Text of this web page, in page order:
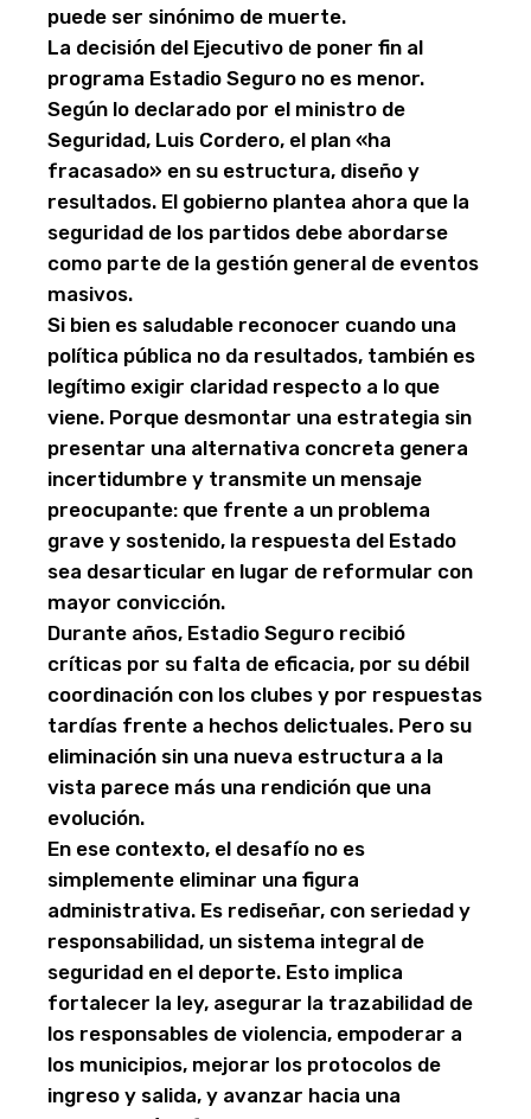
puede ser sinónimo de muerte.
La decisión del Ejecutivo de poner fin al
programa Estadio Seguro no es menor.
Según lo declarado por el ministro de
Seguridad, Luis Cordero, el plan «ha
fracasado» en su estructura, diseño y
resultados. El gobierno plantea ahora que la
seguridad de los partidos debe abordarse
como parte de la gestión general de eventos
masivos.
Si bien es saludable reconocer cuando una
política pública no da resultados, también es
legítimo exigir claridad respecto a lo que
viene. Porque desmontar una estrategia sin
presentar una alternativa concreta genera
incertidumbre y transmite un mensaje
preocupante: que frente a un problema
grave y sostenido, la respuesta del Estado
sea desarticular en lugar de reformular con
mayor convicción.
Durante años, Estadio Seguro recibió
críticas por su falta de eficacia, por su débil
coordinación con los clubes y por respuestas
tardías frente a hechos delictuales. Pero su
eliminación sin una nueva estructura a la
vista parece más una rendición que una
evolución.
En ese contexto, el desafío no es
simplemente eliminar una figura
administrativa. Es rediseñar, con seriedad y
responsabilidad, un sistema integral de
seguridad en el deporte. Esto implica
fortalecer la ley, asegurar la trazabilidad de
los responsables de violencia, empoderar a
los municipios, mejorar los protocolos de
ingreso y salida, y avanzar hacia una